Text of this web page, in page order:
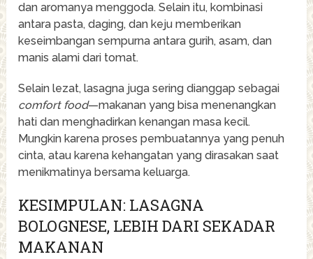
dan aromanya menggoda. Selain itu, kombinasi
antara pasta, daging, dan keju memberikan
keseimbangan sempurna antara gurih, asam, dan
manis alami dari tomat.
Selain lezat, lasagna juga sering dianggap sebagai
comfort food—makanan yang bisa menenangkan
hati dan menghadirkan kenangan masa kecil.
Mungkin karena proses pembuatannya yang penuh
cinta, atau karena kehangatan yang dirasakan saat
menikmatinya bersama keluarga.
KESIMPULAN: LASAGNA
BOLOGNESE, LEBIH DARI SEKADAR
MAKANAN